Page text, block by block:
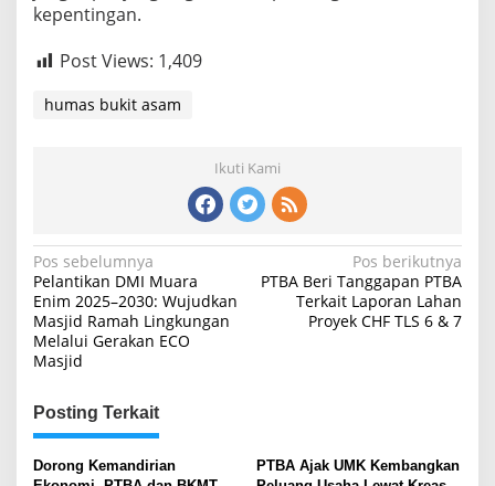
kepentingan.
Post Views: 1,409
humas bukit asam
Ikuti Kami
Navigasi
pos
Pos sebelumnya
Pelantikan DMI Muara
Enim 2025–2030: Wujudkan
Masjid Ramah Lingkungan
Melalui Gerakan ECO
Masjid
Pos berikutnya
PTBA Beri Tanggapan PTBA
Terkait Laporan Lahan
Proyek CHF TLS 6 & 7
Posting Terkait
Dorong Kemandirian
PTBA Ajak UMK Kembangkan